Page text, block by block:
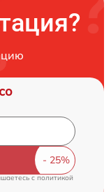
cполитикой